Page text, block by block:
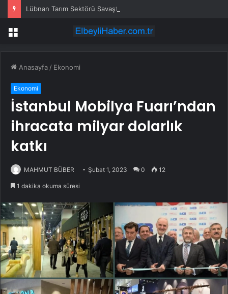
Lübnan Tarım Sektörü Savaşta 530 Milyon Dolar Kaybetti
Menü
Anasayfa / Ekonomi
Ekonomi
İstanbul Mobilya Fuarı’ndan
ihracata milyar dolarlık
katkı
MAHMUT BÜBER Şubat 1, 2023 0 12
1 dakika okuma süresi